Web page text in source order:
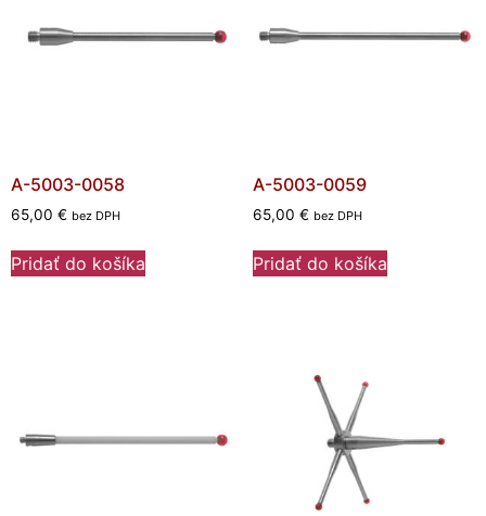
A-5003-0058
65,00 € bez DPH
Pridať do košíka
A-5003-0059
65,00 € bez DPH
Pridať do košíka